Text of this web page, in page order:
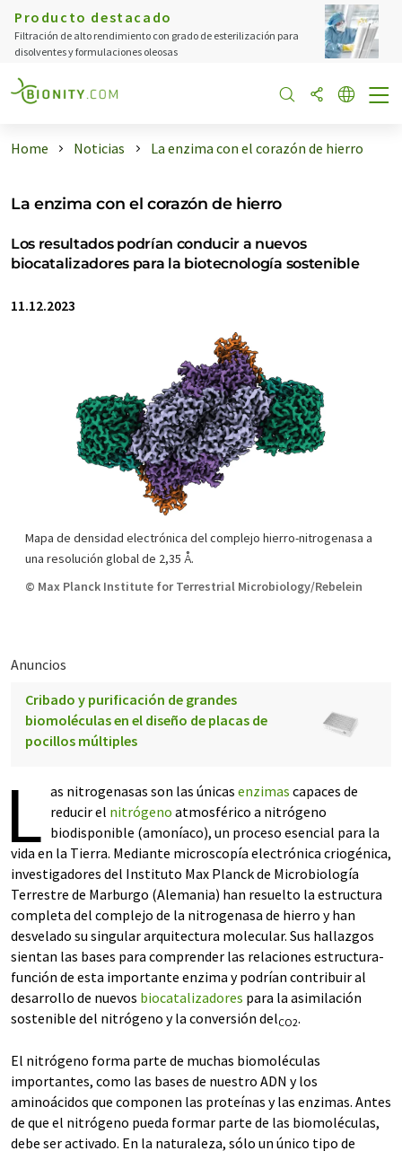
Producto destacado
Filtración de alto rendimiento con grado de esterilización para
disolventes y formulaciones oleosas
Home Noticias La enzima con el corazón de hierro
La enzima con el corazón de hierro
Los resultados podrían conducir a nuevos
biocatalizadores para la biotecnología sostenible
11.12.2023
Mapa de densidad electrónica del complejo hierro-nitrogenasa a
una resolución global de 2,35 Å.
© Max Planck Institute for Terrestrial Microbiology/Rebelein
Anuncios
Cribado y purificación de grandes
biomoléculas en el diseño de placas de
pocillos múltiples
L as nitrogenasas son las únicas enzimas capaces de
reducir el nitrógeno atmosférico a nitrógeno
biodisponible (amoníaco), un proceso esencial para la
vida en la Tierra. Mediante microscopía electrónica criogénica,
investigadores del Instituto Max Planck de Microbiología
Terrestre de Marburgo (Alemania) han resuelto la estructura
completa del complejo de la nitrogenasa de hierro y han
desvelado su singular arquitectura molecular. Sus hallazgos
sientan las bases para comprender las relaciones estructura-
función de esta importante enzima y podrían contribuir al
desarrollo de nuevos biocatalizadores para la asimilación
sostenible del nitrógeno y la conversión delCO2.
El nitrógeno forma parte de muchas biomoléculas
importantes, como las bases de nuestro ADN y los
aminoácidos que componen las proteínas y las enzimas. Antes
de que el nitrógeno pueda formar parte de las biomoléculas,
debe ser activado. En la naturaleza, sólo un único tipo de